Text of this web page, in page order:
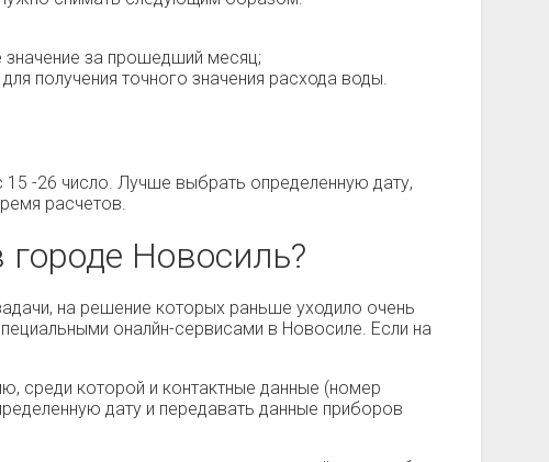
за прошедший месяц;
получения точного значения расхода воды.
-26 число. Лучше выбрать определенную дату,
расчетов.
Новосиль?
на решение которых раньше уходило очень
оналйн-сервисами в Новосиле. Если на
среди которой и контактные данные (номер
дату и передавать данные приборов